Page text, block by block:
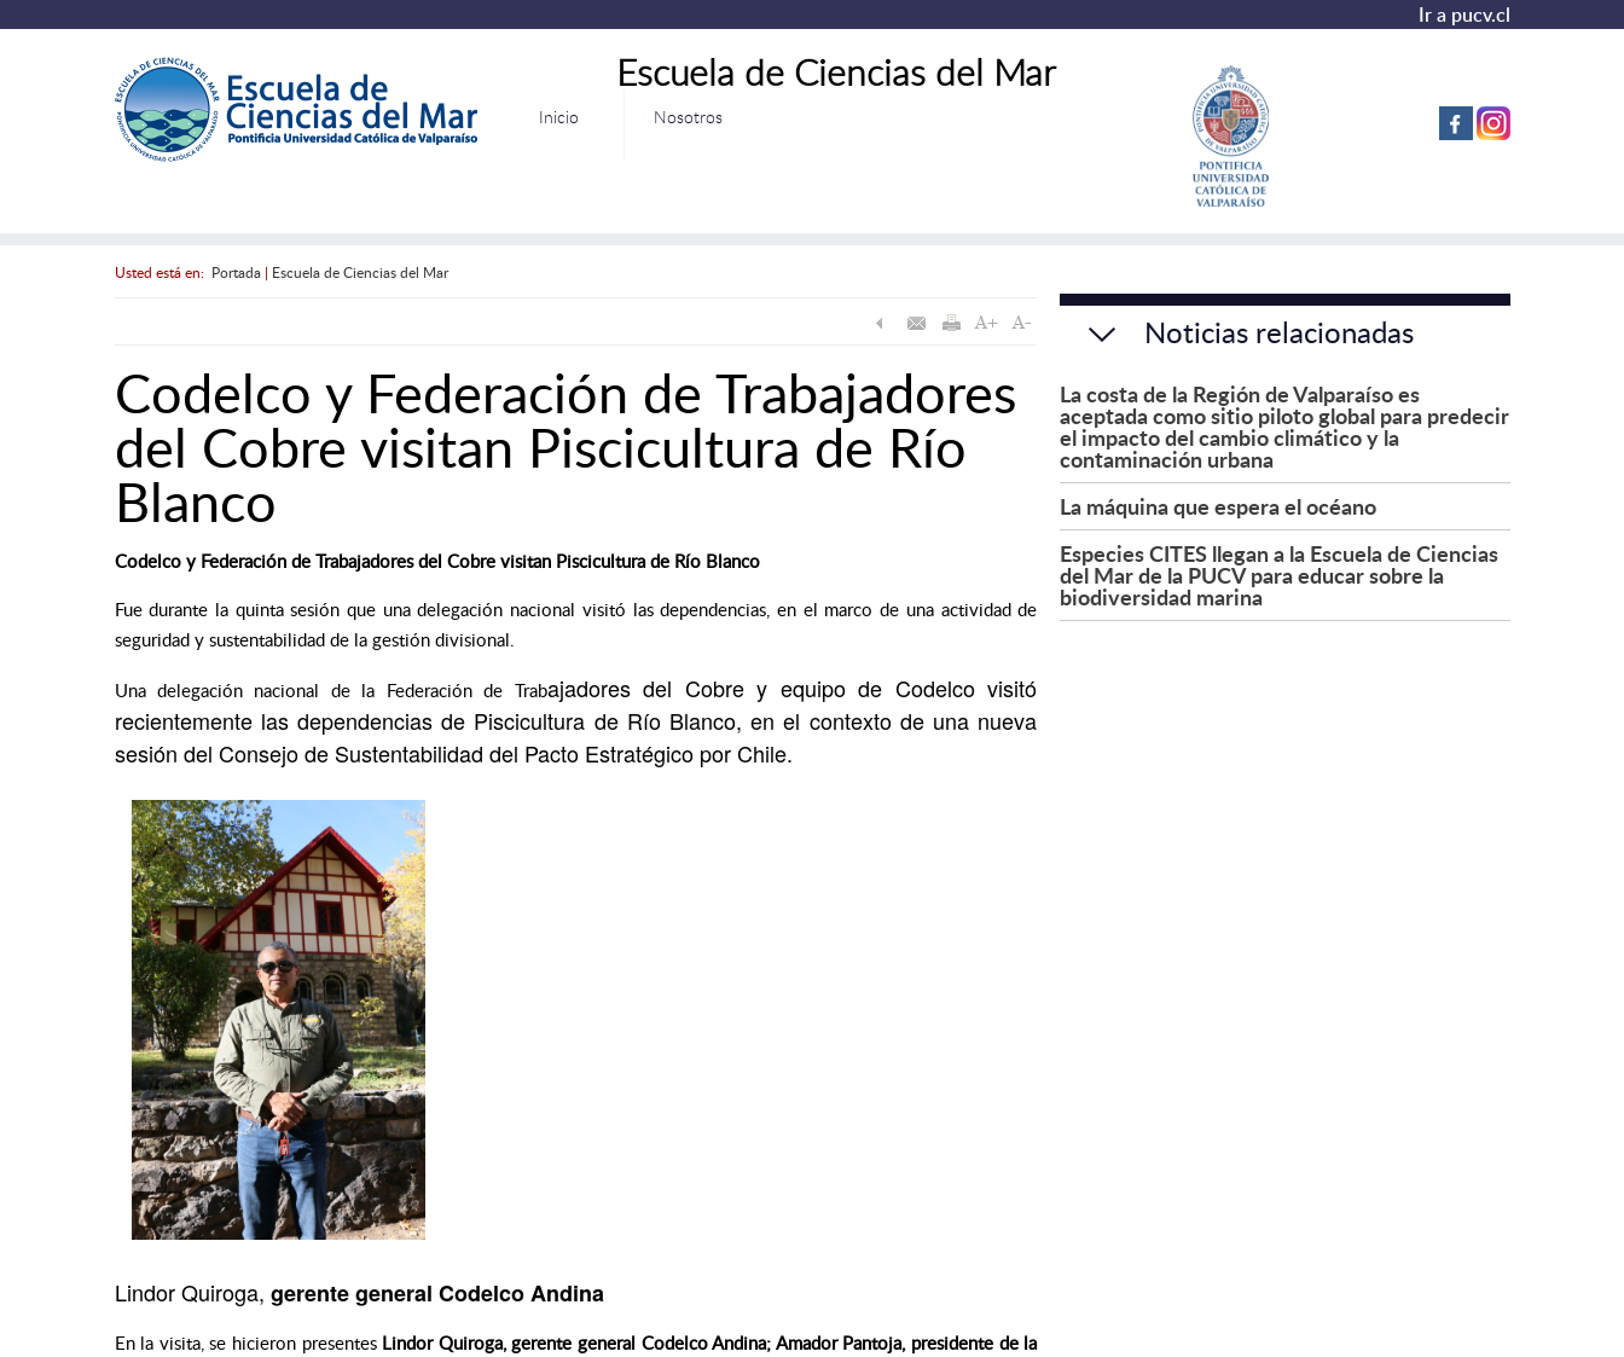
Ir a pucv.cl
Escuela de Ciencias del Mar
Inicio Nosotros
Usted está en: Portada| Escuela de Ciencias del Mar
Codelco y Federación de Trabajadores
del Cobre visitan Piscicultura de Río
Blanco
Codelco y Federación de Trabajadores del Cobre visitan Piscicultura de Río Blanco
Fue durante la quinta sesión que una delegación nacional visitó las dependencias, en el marco de una actividad de
seguridad y sustentabilidad de la gestión divisional.
Una delegación nacional de la Federación de Trabajadores del Cobre y equipo de Codelco visitó
recientemente las dependencias de Piscicultura de Río Blanco, en el contexto de una nueva
sesión del Consejo de Sustentabilidad del Pacto Estratégico por Chile.
Lindor Quiroga, gerente general Codelco Andina
En la visita, se hicieron presentes Lindor Quiroga, gerente general Codelco Andina; Amador Pantoja, presidente de la
Noticias relacionadas
La costa de la Región de Valparaíso es
aceptada como sitio piloto global para predecir
el impacto del cambio climático y la
contaminación urbana
La máquina que espera el océano
Especies CITES llegan a la Escuela de Ciencias
del Mar de la PUCV para educar sobre la
biodiversidad marina